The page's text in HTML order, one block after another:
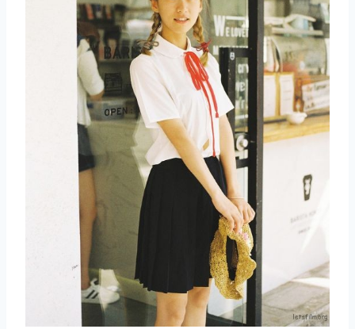
取消 搜索